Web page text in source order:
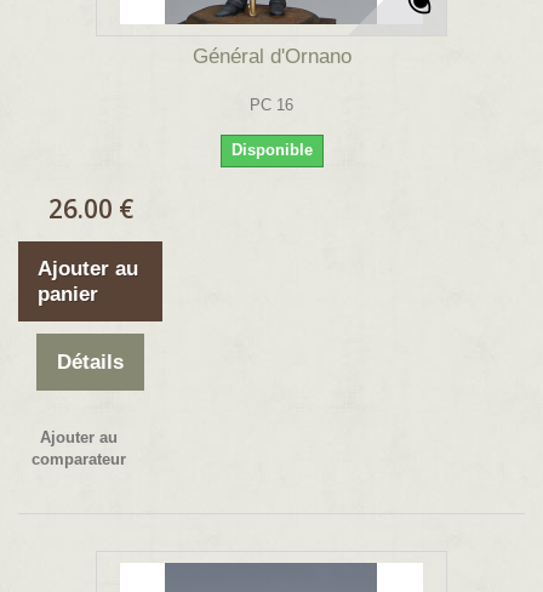
Général d'Ornano
PC 16
Disponible
26.00 €
Ajouter au
panier
Détails
Ajouter au
comparateur